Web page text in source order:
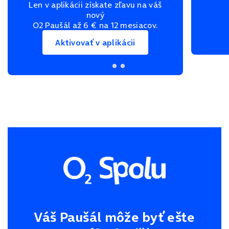
Len v aplikácii získate zľavu na váš
nový
O2 Paušál až 6 € na 12 mesiacov.
Aktivovať v aplikácii
Váš Paušál môže byť ešte